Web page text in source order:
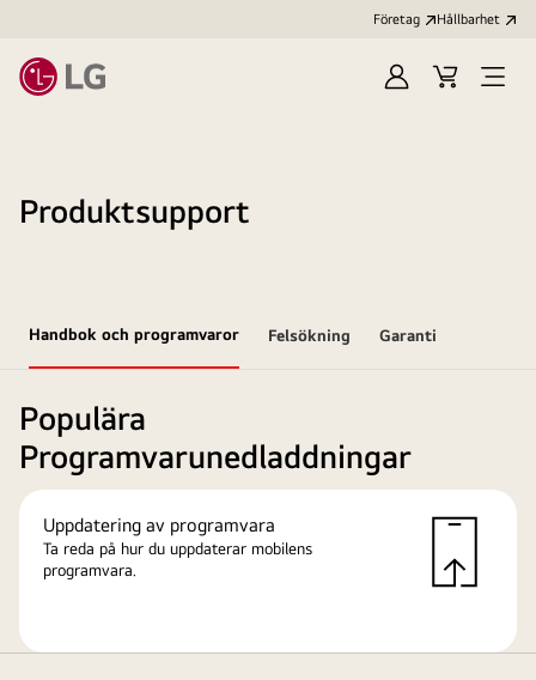
Företag Hållbarhet
LoggaKundvagn
Produktsupport
Handbok och programvaror Felsökning Garanti
Populära
Programvarunedladdningar
Uppdatering av programvara
Ta reda på hur du uppdaterar mobilens
programvara.